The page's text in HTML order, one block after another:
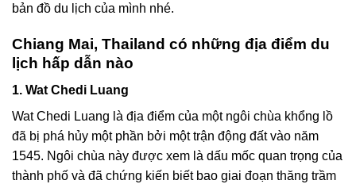
bản đồ du lịch của mình nhé.
Chiang Mai, Thailand có những địa điểm du
lịch hấp dẫn nào
1. Wat Chedi Luang
Wat Chedi Luang là địa điểm của một ngôi chùa khổng lồ
đã bị phá hủy một phần bởi một trận động đất vào năm
1545. Ngôi chùa này được xem là dấu mốc quan trọng của
thành phố và đã chứng kiến biết bao giai đoạn thăng trầm